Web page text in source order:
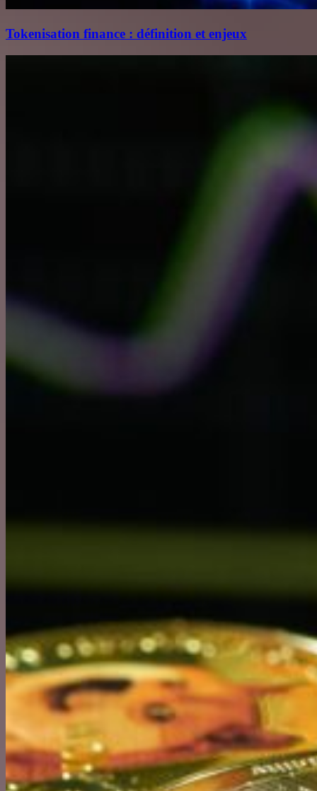
Tokenisation finance : définition et enjeux